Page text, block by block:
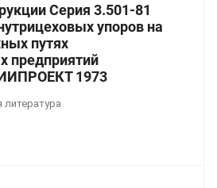
Серия 3.501-81
упоров на
путях
предприятий
1973